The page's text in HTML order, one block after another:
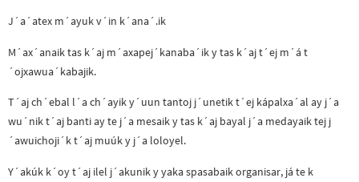
J´a´atex m´ayuk v´in k´ana´.ik
M´ax´anaik tas k´aj m´axapej´kanaba´ik y tas k´aj t´ej m´á t
´ojxawua´kabajik.
T´aj ch´ebal l´a ch´ayik y´uun tantoj j´unetik t´ej kápalxa´al ay j´a
wu´nik t´aj banti ay te j´a mesaik y tas k´aj bayal j´a medayaik tej j
´awuichoji´k t´aj muúk y j´a loloyel.
Y´akúk k´oy t´aj ilel j´akunik y yaka spasabaik organisar, já te k